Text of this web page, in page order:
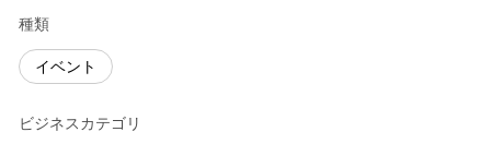
種類
イベント
ビジネスカテゴリ